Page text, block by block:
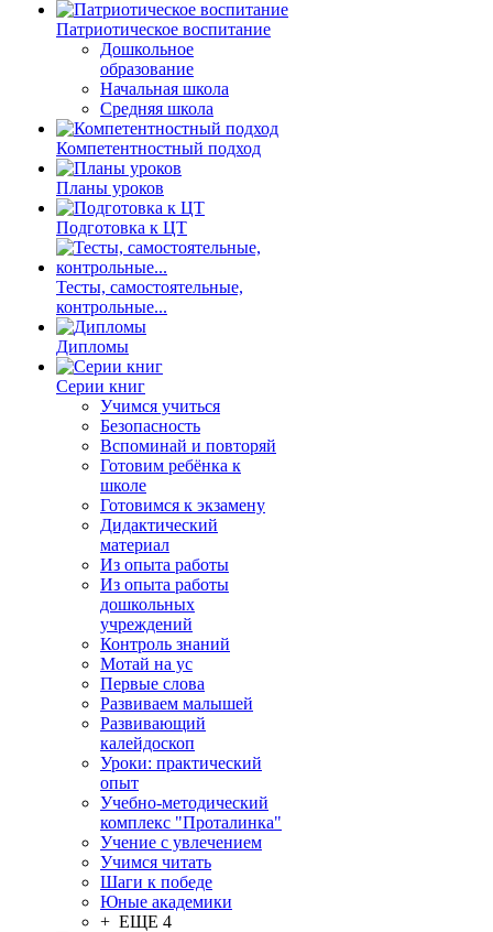
Патриотическое воспитание
Дошкольное
образование
Начальная школа
Средняя школа
Компетентностный подход
Планы уроков
Подготовка к ЦТ
Тесты, самостоятельные,
контрольные...
Дипломы
Серии книг
Учимся учиться
Безопасность
Вспоминай и повторяй
Готовим ребёнка к
школе
Готовимся к экзамену
Дидактический
материал
Из опыта работы
Из опыта работы
дошкольных
учреждений
Контроль знаний
Мотай на ус
Первые слова
Развиваем малышей
Развивающий
калейдоскоп
Уроки: практический
опыт
Учебно-методический
комплекс "Проталинка"
Учение с увлечением
Учимся читать
Шаги к победе
Юные академики
+ ЕЩЕ 4